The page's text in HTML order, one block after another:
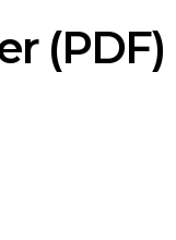
(PDF)